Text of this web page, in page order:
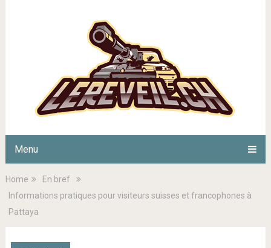
Menu
Home
En bref
Informations pratiques pour visiteurs suisses et francophones à
Pattaya